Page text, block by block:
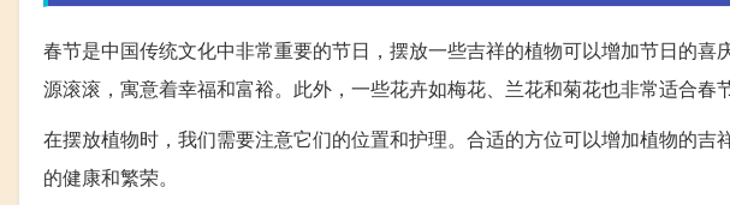
春节是中国传统文化中非常重要的节日，摆放一些吉祥的植物可以增加节日的
源滚滚，寓意着幸福和富裕。此外，一些花卉如梅花、兰花和菊花也非常适合春
在摆放植物时，我们需要注意它们的位置和护理。合适的方位可以增加植物的
的健康和繁荣。